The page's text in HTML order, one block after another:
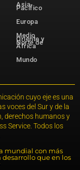
Asia-
Pacífico
Europa
Medio
Oriente y
Norte de
África
Mundo
cuyo eje es una
voces del Sur y de la
derechos humanos y
Service. Todos los
mundial con más
desarrollo que en los